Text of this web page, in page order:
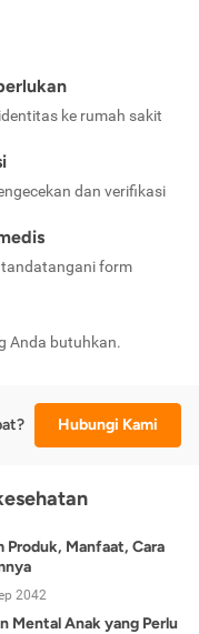
ke rumah sakit
dan verifikasi
form
Anda butuhkan.
Hubungi Kami
Produk, Manfaat, Cara
2042
Mental Anak yang Perlu